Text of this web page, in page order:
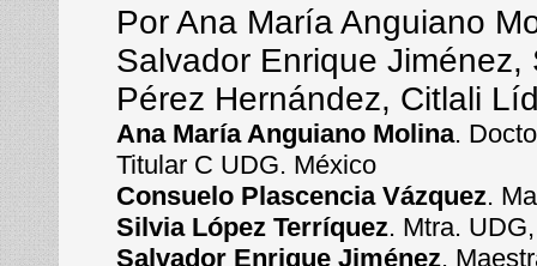
Por Ana María Anguiano
Salvador Enrique
Pérez Hernández, Citlali
Ana María Anguiano Molina.
Titular C UDG. México
Consuelo Plascencia Vázquez.
Silvia López Terríquez. Mtra.
Salvador Enrique Jiménez.